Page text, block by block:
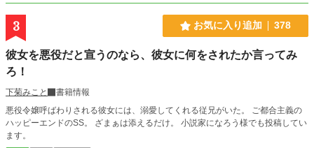
ブラウザバックをお願いします。 ●本編は10万字ほどで完結予定。 ●最初こそシ
リアスですが、だんだんとほのぼのになっていきます^^ ●最後はハッピーエンド
です。
3 お気に入り追加 378
彼女を悪役だと宣うのなら、彼女に何をされたか言ってみ
ろ！
下菊みこと
書籍情報
悪役令嬢呼ばわりされる彼女には、溺愛してくれる従兄がいた。 ご都合主義の
ハッピーエンドのSS。 ざまぁは添えるだけ。 小説家になろう様でも投稿してい
ます。